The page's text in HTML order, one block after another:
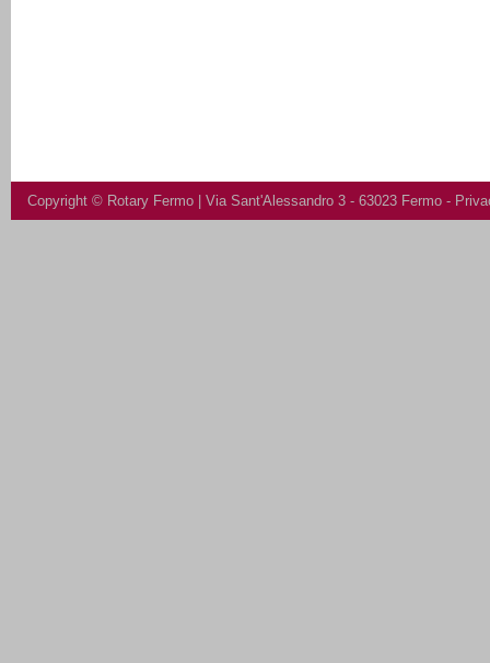
Copyright © Rotary Fermo | Via Sant'Alessandro 3 - 63023 Fermo -